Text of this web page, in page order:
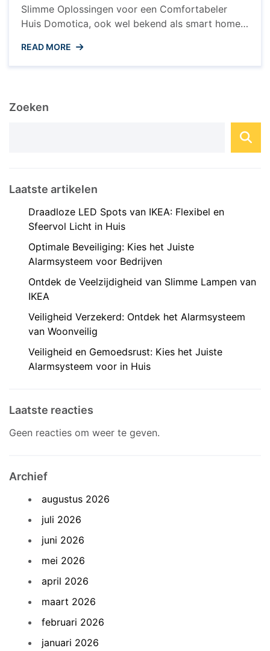
Slimme Oplossingen voor een Comfortabeler
Huis Domotica, ook wel bekend als smart home-
en geautomatiseerde leefomgevingen. Een
toonaangevend bedrijf op het gebied van
mogelijkheden om uw huis slimmer te maken. Wat
READ MORE
Zoeken
Laatste artikelen
Draadloze LED Spots van IKEA: Flexibel en
Sfeervol Licht in Huis
Optimale Beveiliging: Kies het Juiste
Alarmsysteem voor Bedrijven
Ontdek de Veelzijdigheid van Slimme Lampen van
IKEA
Veiligheid Verzekerd: Ontdek het Alarmsysteem
van Woonveilig
Veiligheid en Gemoedsrust: Kies het Juiste
Alarmsysteem voor in Huis
Laatste reacties
Geen reacties om weer te geven.
Archief
augustus 2026
juli 2026
juni 2026
mei 2026
april 2026
maart 2026
februari 2026
januari 2026